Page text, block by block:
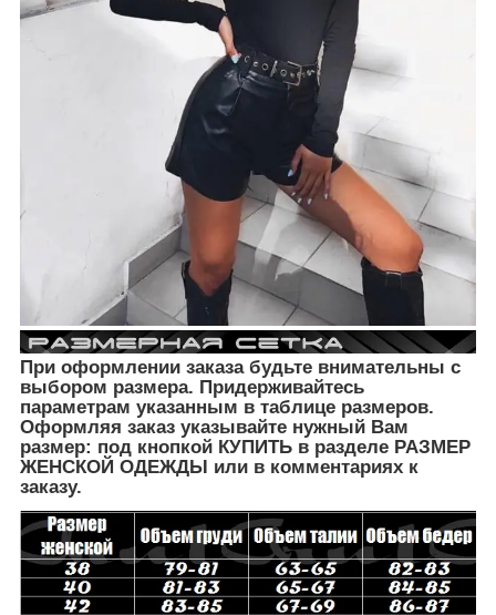
При оформлении заказа будьте внимательны с
выбором размера. Придерживайтесь
параметрам указанным в таблице размеров.
Оформляя заказ указывайте нужный Вам
размер: под кнопкой КУПИТЬ в разделе РАЗМЕР
ЖЕНСКОЙ ОДЕЖДЫ или в комментариях к
заказу.